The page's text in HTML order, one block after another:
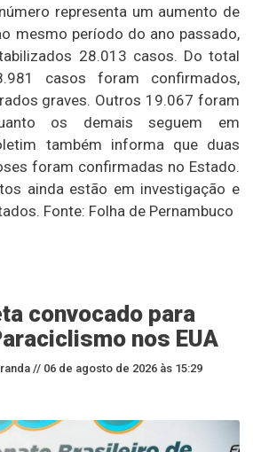
representa um aumento de
mesmo período do ano passado,
28.013 casos. Do total
casos foram confirmados,
graves. Outros 19.067 foram
os demais seguem em
também informa que duas
foram confirmadas no Estado.
ainda estão em investigação e
Fonte: Folha de Pernambuco
convocado para
nos EUA
// 06 de agosto de 2026 às 15:29